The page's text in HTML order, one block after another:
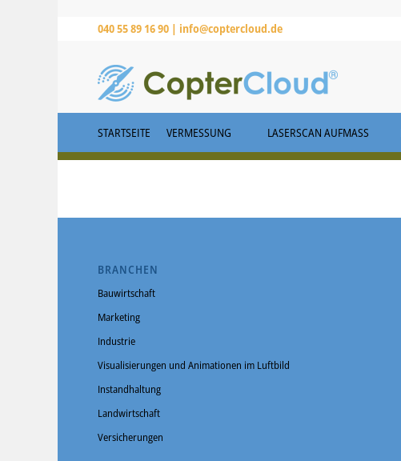
040 55 89 16 90 | info@coptercloud.de
STARTSEITE VERMESSUNG LASERSCAN AUFMASS
BRANCHEN
Bauwirtschaft
Marketing
Industrie
Visualisierungen und Animationen im Luftbild
Instandhaltung
Landwirtschaft
Versicherungen